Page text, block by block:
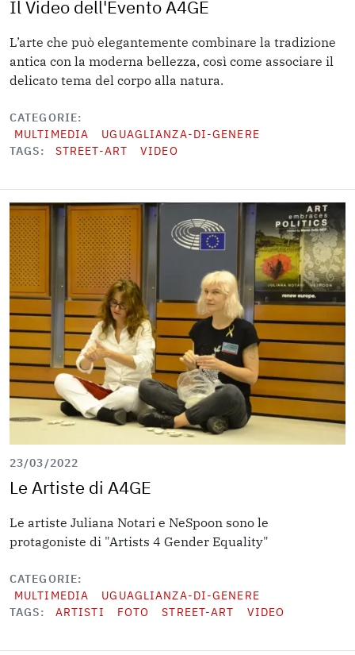
Il Video dell'Evento A4GE
L’arte che può elegantemente combinare la tradizione
antica con la moderna bellezza, così come associare il
delicato tema del corpo alla natura.
CATEGORIE
MULTIMEDIA
UGUAGLIANZA-DI-GENERE
TAGS
STREET-ART VIDEO
Image
23/03/2022
Le Artiste di A4GE
Le artiste Juliana Notari e NeSpoon sono le
protagoniste di "Artists 4 Gender Equality"
CATEGORIE
MULTIMEDIA
UGUAGLIANZA-DI-GENERE
TAGS
ARTISTI FOTO STREET-ART VIDEO